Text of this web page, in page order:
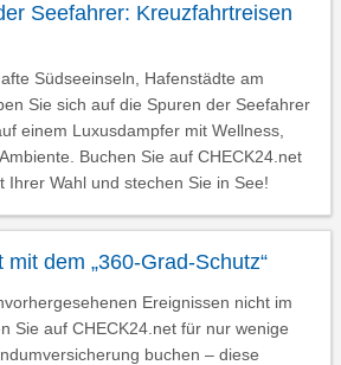
Seefahrer: Kreuzfahrtreisen
Südseeinseln, Hafenstädte am
Sie sich auf die Spuren der Seefahrer
einem Luxusdampfer mit Wellness,
Buchen Sie auf CHECK24.net
Ihrer Wahl und stechen Sie in See!
dem „360-Grad-Schutz“
Ereignissen nicht im
Sie auf CHECK24.net für nur wenige
buchen – diese